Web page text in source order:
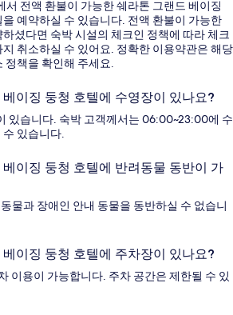
서 전액 환불이 가능한 쉐라톤 그랜드 베이징
예약하실 수 있습니다. 전액 환불이 가능한
셨다면 숙박 시설의 체크인 정책에 따라 체크
취소하실 수 있어요. 정확한 이용약관은 해당
정책을 확인해 주세요.
이징 둥청 호텔에 수영장이 있나요?
있습니다. 숙박 고객께서는 06:00~23:00에 수
있습니다.
이징 둥청 호텔에 반려동물 동반이 가
물과 장애인 안내 동물을 동반하실 수 없습니
이징 둥청 호텔에 주차장이 있나요?
이용이 가능합니다. 주차 공간은 제한될 수 있